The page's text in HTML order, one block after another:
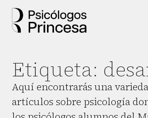
Etiqueta:
Aquí encontrarás una
artículos sobre psicología